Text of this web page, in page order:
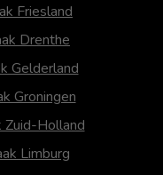
Friesland
Drenthe
Gelderland
Groningen
Zuid-Holland
Limburg